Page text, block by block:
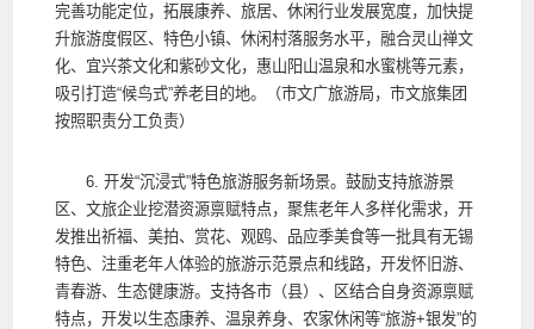
完善功能定位，拓展康养、旅居、休闲行业发展宽度，加快提
升旅游度假区、特色小镇、休闲村落服务水平，融合灵山禅文
化、宜兴茶文化和紫砂文化，惠山阳山温泉和水蜜桃等元素，
吸引打造“候鸟式”养老目的地。（市文广旅游局，市文旅集团
按照职责分工负责）
6. 开发“沉浸式”特色旅游服务新场景。鼓励支持旅游景
区、文旅企业挖潜资源禀赋特点，聚焦老年人多样化需求，开
发推出祈福、美拍、赏花、观鸥、品应季美食等一批具有无锡
特色、注重老年人体验的旅游示范景点和线路，开发怀旧游、
青春游、生态健康游。支持各市（县）、区结合自身资源禀赋
特点，开发以生态康养、温泉养身、农家休闲等“旅游+银发”的